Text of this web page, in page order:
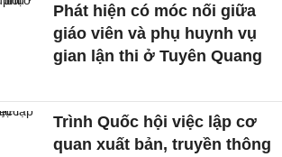
Phát hiện có móc nối giữa
giáo viên và phụ huynh vụ
gian lận thi ở Tuyên Quang
Trình Quốc hội việc lập cơ
quan xuất bản, truyền thông